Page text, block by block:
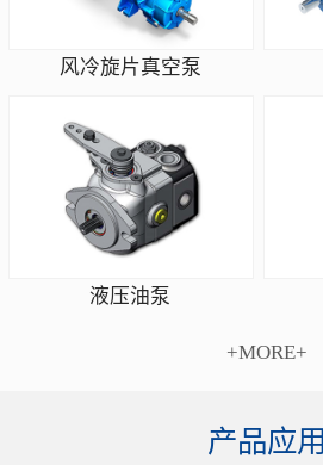
风冷旋片真空泵
液压油泵
+MORE+
产品应用